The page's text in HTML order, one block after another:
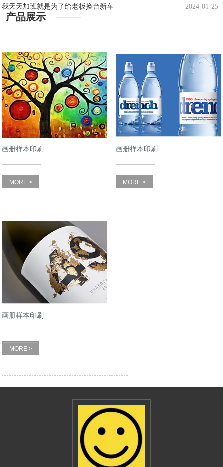
我天天加班就是为了给老板换台新车 2024-01-25
产品展示
画册样本印刷
MORE >
画册样本印刷
MORE >
画册样本印刷
MORE >